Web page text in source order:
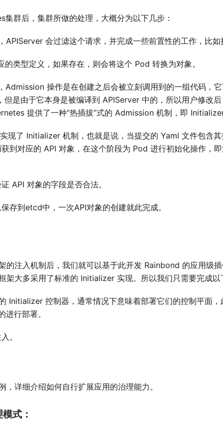
群后，集群所做的处理，大概分为以下几步：
APIServer 会过滤这个请求，并完成一些前置性的工作，比
类型定义，如果存在，则会将这个 Pod 转换为对象。
操作是在创建之后会被立刻调用到的一组代码，
是由于它本身是被编译到 APIServer 中的，所以用户修改
提供了一种“热插拔”式的 Admission 机制，即
现了 Initializer 机制，也就是说，当提交的 Yaml 文件包含
到对应的 API 对象，在这个阶段为 Pod 进行初始化操作，
API 对象的字段是否合法。
存到etcd中，一次API对象的创建就此完成。
的注入机制后，我们就可以基于此开发 Rainbond 的应用级
架大多采用了标准的 Initializer 实现。所以我们只需要完成以
Initializer 控制器，通常情况下意味着部署它们的控制平面
行部署。
。
详细介绍如何自行扩展应用的治理能力。
式：